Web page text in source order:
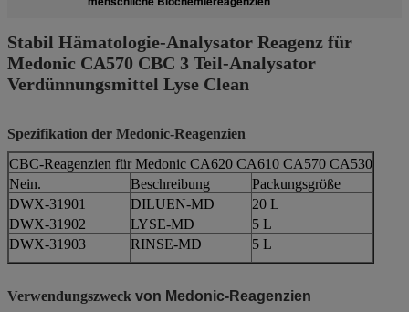
Stabil Hämatologie-Analysator Reagenz für
Medonic CA570 CBC 3 Teil-Analysator
Verdünnungsmittel Lyse Clean
Spezifikation der Medonic-Reagenzien
CBC-Reagenzien für Medonic CA620 CA610 CA570 CA530
Nein.
Beschreibung
Packungsgröße
DWX-31901
DILUEN-MD
20 L
DWX-31902
LYSE-MD
5 L
DWX-31903
RINSE-MD 5 L
Verwendungszweck von Medonic-Reagenzien